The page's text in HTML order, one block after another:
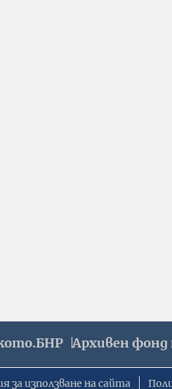
Архивен фонд
за използване на сайта